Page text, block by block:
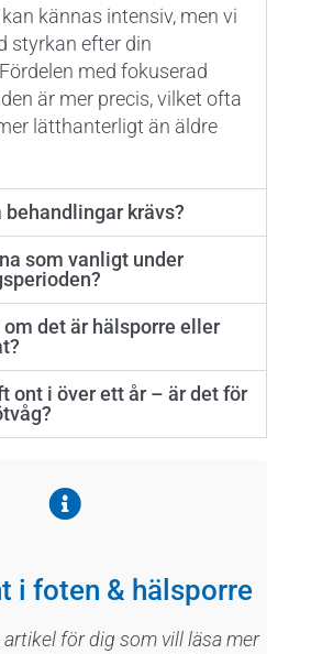
kännas intensiv, men vi
styrkan efter din
med fokuserad
är mer precis, vilket ofta
lätthanterligt än äldre
behandlingar krävs?
som vanligt under
om det är hälsporre eller
ont i över ett år – är det för
i foten & hälsporre
för dig som vill läsa mer